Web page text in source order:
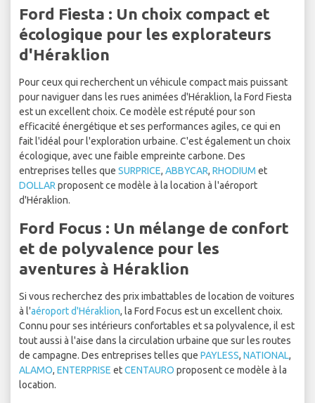
Ford Fiesta : Un choix compact et
écologique pour les explorateurs
d'Héraklion
Pour ceux qui recherchent un véhicule compact mais puissant
pour naviguer dans les rues animées d'Héraklion, la Ford Fiesta
est un excellent choix. Ce modèle est réputé pour son
efficacité énergétique et ses performances agiles, ce qui en
fait l'idéal pour l'exploration urbaine. C'est également un choix
écologique, avec une faible empreinte carbone. Des
entreprises telles que SURPRICE, ABBYCAR, RHODIUM et
DOLLAR proposent ce modèle à la location à l'aéroport
d'Héraklion.
Ford Focus : Un mélange de confort
et de polyvalence pour les
aventures à Héraklion
Si vous recherchez des prix imbattables de location de voitures
à l'aéroport d'Héraklion, la Ford Focus est un excellent choix.
Connu pour ses intérieurs confortables et sa polyvalence, il est
tout aussi à l'aise dans la circulation urbaine que sur les routes
de campagne. Des entreprises telles que PAYLESS, NATIONAL,
ALAMO, ENTERPRISE etCENTAURO proposent ce modèle à la
location.